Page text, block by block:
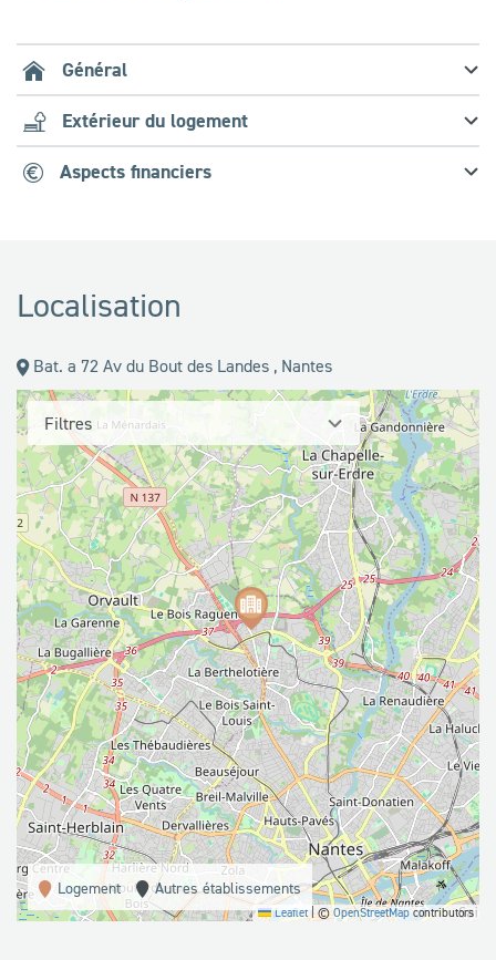
Général
Extérieur du logement
Aspects financiers
Localisation
Bat. a 72 Av du Bout des Landes , Nantes
Filtres
Logement Autres établissements
Leaflet |©OpenStreetMapcontributors